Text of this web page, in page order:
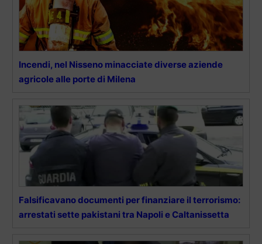
Incendi, nel Nisseno minacciate diverse aziende
agricole alle porte di Milena
Falsificavano documenti per finanziare il terrorismo:
arrestati sette pakistani tra Napoli e Caltanissetta